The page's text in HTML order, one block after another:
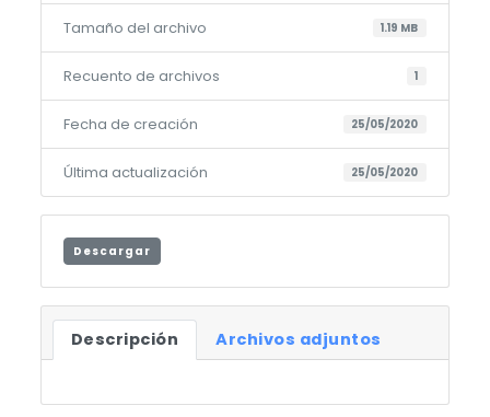
Tamaño del archivo 1.19 MB
Recuento de archivos 1
Fecha de creación 25/05/2020
Última actualización 25/05/2020
Descargar
Descripción Archivos adjuntos